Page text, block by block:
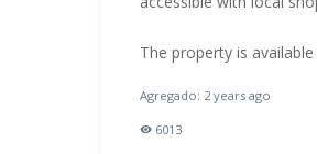
The property is
Agregado: 2 years ago
6013